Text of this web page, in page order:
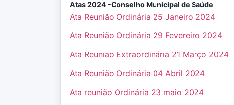
Atas 2024 -Conselho Municipal de Saúde
Ata Reunião Ordinária 25 Janeiro 2024
Ata Reunião Ordinária 29 Fevereiro 2024
Ata Reunião Extraordinária 21 Março 2024
Ata Reunião Ordinária 04 Abril 2024
Ata reunião Ordinária 23 maio 2024